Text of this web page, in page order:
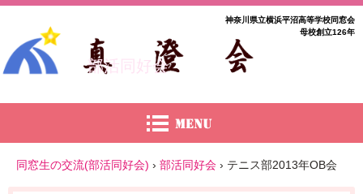
部活同好会
神奈川県立横浜平沼高等学校同窓会
母校創立126年
同窓生の交流(部活同好会) › 部活同好会 › テニス部2013年OB会